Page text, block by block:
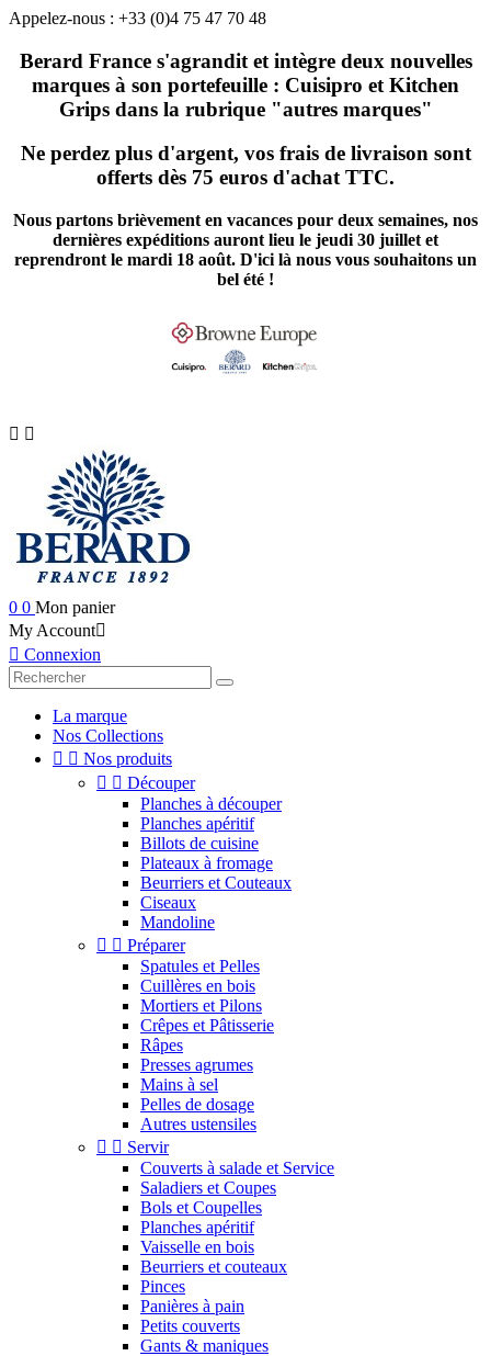
Appelez-nous : +33 (0)4 75 47 70 48
Berard France s'agrandit et intègre deux nouvelles
marques à son portefeuille : Cuisipro et Kitchen
Grips dans la rubrique "autres marques"
Ne perdez plus d'argent, vos frais de livraison sont
offerts dès 75 euros d'achat TTC.
Nous partons brièvement en vacances pour deux semaines, nos
dernières expéditions auront lieu le jeudi 30 juillet et
reprendront le mardi 18 août. D'ici là nous vous souhaitons un
bel été !
 
0 0 Mon panier
My Account
 Connexion
La marque
Nos Collections
  Nos produits
  Découper
Planches à découper
Planches apéritif
Billots de cuisine
Plateaux à fromage
Beurriers et Couteaux
Ciseaux
Mandoline
  Préparer
Spatules et Pelles
Cuillères en bois
Mortiers et Pilons
Crêpes et Pâtisserie
Râpes
Presses agrumes
Mains à sel
Pelles de dosage
Autres ustensiles
  Servir
Couverts à salade et Service
Saladiers et Coupes
Bols et Coupelles
Planches apéritif
Vaisselle en bois
Beurriers et couteaux
Pinces
Panières à pain
Petits couverts
Gants & maniques